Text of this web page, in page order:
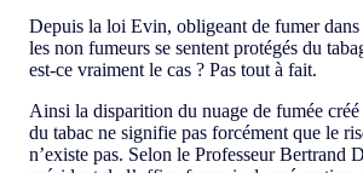
Depuis la loi Evin, obligeant de fumer dans
les non fumeurs se sentent protégés du
est-ce vraiment le cas ? Pas tout à fait.
Ainsi la disparition du nuage de fumée
du tabac ne signifie pas forcément que le
n’existe pas. Selon le Professeur Bertrand